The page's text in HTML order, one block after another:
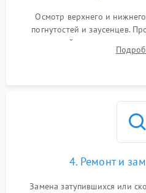
Осмотр верхнего и
погнутостей и заусенцев.
кромок ножей, состояния
и механизма
4. Ремонт и
Замена затупившихся или